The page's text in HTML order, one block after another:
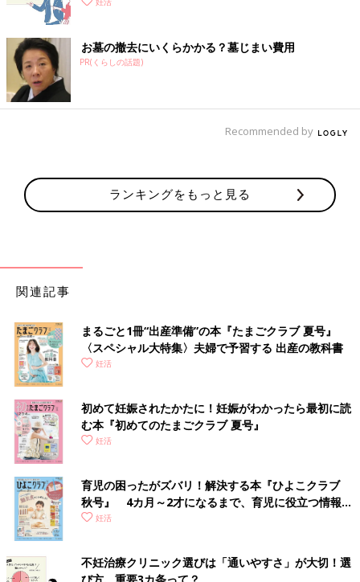
お墓の撤去にいくらかかる？墓じまい費用
PR(くらしの話題)
Recommended by
ランキングをもっと見る
関連記事
まるごと1冊“出産準備”の本『たまごクラブ 夏号』
〈スペシャル大特集〉夫婦で予習する 出産の教科書
妊活
初めて妊娠されたかたに！妊娠がわかったら最初に読
む本『初めてのたまごクラブ 夏号』
妊活
育児の困ったがズバリ！解決する本『ひよこクラブ
秋号』 4カ月～2才になるまで、育児に役立つ情報が
いっぱい！
妊活
不妊治療クリニック選びは「通いやすさ」が大切！選